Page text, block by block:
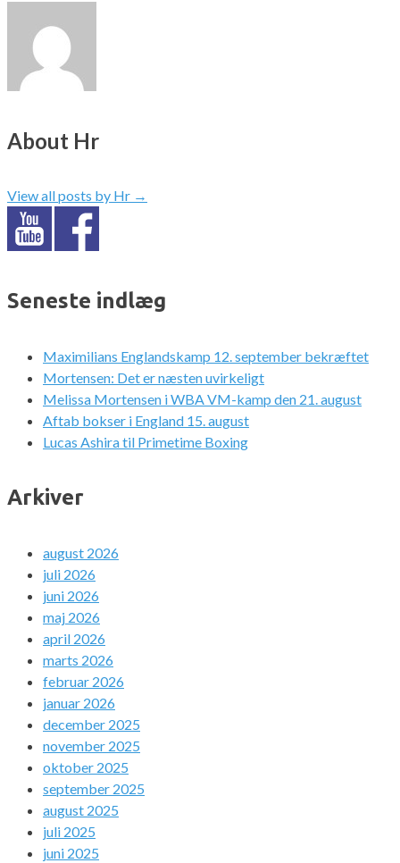
About Hr
View all posts by Hr →
Seneste indlæg
Maximilians Englandskamp 12. september bekræftet
Mortensen: Det er næsten uvirkeligt
Melissa Mortensen i WBA VM-kamp den 21. august
Aftab bokser i England 15. august
Lucas Ashira til Primetime Boxing
Arkiver
august 2026
juli 2026
juni 2026
maj 2026
april 2026
marts 2026
februar 2026
januar 2026
december 2025
november 2025
oktober 2025
september 2025
august 2025
juli 2025
juni 2025